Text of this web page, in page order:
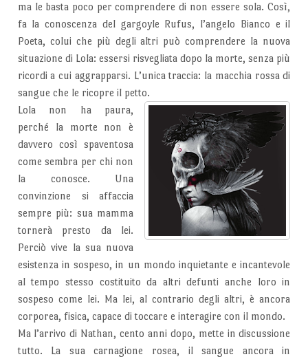
ma le basta poco per comprendere di non essere sola. Così,
fa la conoscenza del gargoyle Rufus, l’angelo Bianco e il
Poeta, colui che più degli altri può comprendere la nuova
situazione di Lola: essersi risvegliata dopo la morte, senza più
ricordi a cui aggrapparsi. L’unica traccia: la macchia rossa di
sangue che le ricopre il petto.
Lola non ha paura,
perché la morte non è
davvero così spaventosa
come sembra per chi non
la conosce. Una
convinzione si affaccia
sempre più: sua mamma
tornerà presto da lei.
Perciò vive la sua nuova
esistenza in sospeso, in un mondo inquietante e incantevole
al tempo stesso costituito da altri defunti anche loro in
sospeso come lei. Ma lei, al contrario degli altri, è ancora
corporea, fisica, capace di toccare e interagire con il mondo.
Ma l’arrivo di Nathan, cento anni dopo, mette in discussione
tutto. La sua carnagione rosea, il sangue ancora in